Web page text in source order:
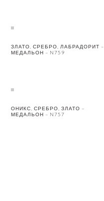
ЗЛАТО, СРЕБРО, ЛАБРАДОРИТ –
МЕДАЛЬОН – N759
ОНИКС, СРЕБРО, ЗЛАТО –
МЕДАЛЬОН – N757